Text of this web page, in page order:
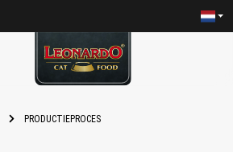
PRODUCTIEPROCES